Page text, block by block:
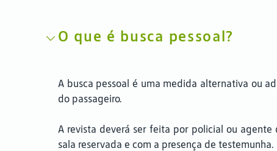
O que é busca pessoal?
A busca pessoal é uma medida alternativa ou
do passageiro.
A revista deverá ser feita por policial ou
sala reservada e com a presença de testemunha.